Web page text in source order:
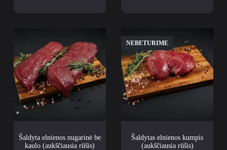
Šaldyta elnienos nugarinė be
kaulo (aukščiausia rūšis)
NEBETURIME
Šaldytas elnienos kumpis
(aukščiausia rūšis)